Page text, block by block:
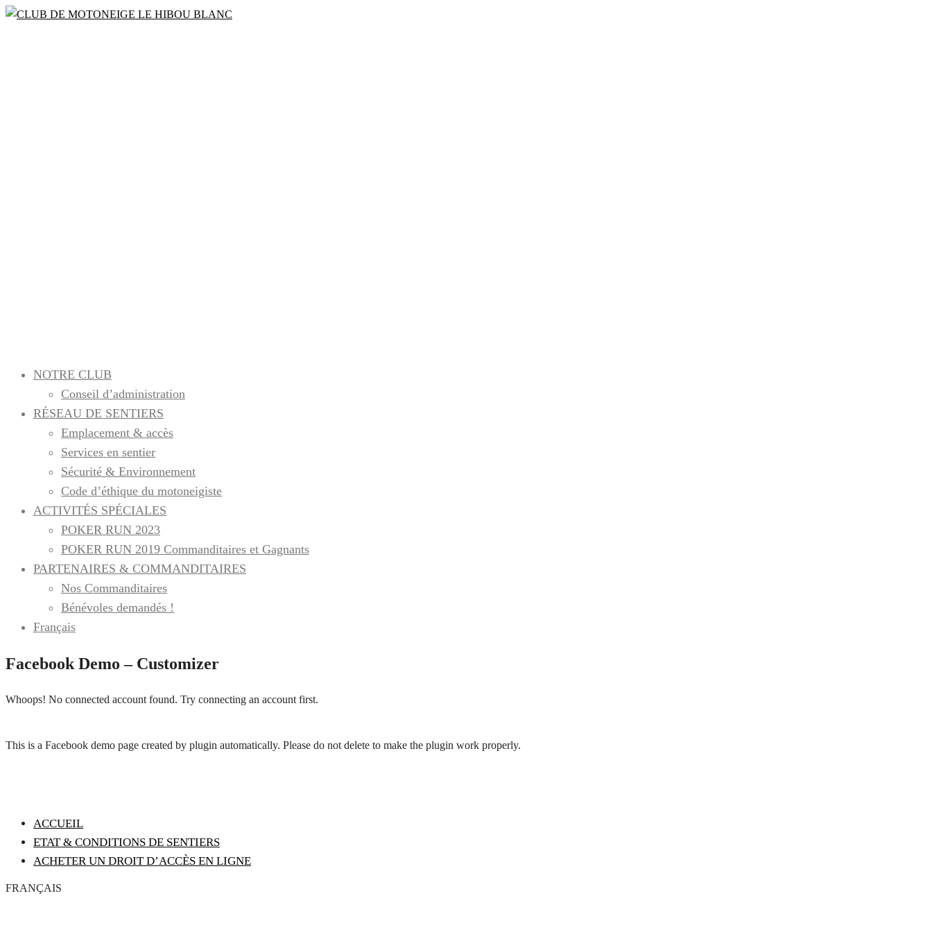
NOTRE CLUB
Conseil d’administration
RÉSEAU DE SENTIERS
Emplacement & accès
Services en sentier
Sécurité & Environnement
Code d’éthique du motoneigiste
ACTIVITÉS SPÉCIALES
POKER RUN 2023
POKER RUN 2019 Commanditaires et Gagnants
PARTENAIRES & COMMANDITAIRES
Nos Commanditaires
Bénévoles demandés !
Français
Facebook Demo – Customizer
Whoops! No connected account found. Try connecting an account first.
This is a Facebook demo page created by plugin automatically. Please do not delete to make the plugin work properly.
ACCUEIL
ETAT & CONDITIONS DE SENTIERS
ACHETER UN DROIT D’ACCÈS EN LIGNE
FRANÇAIS